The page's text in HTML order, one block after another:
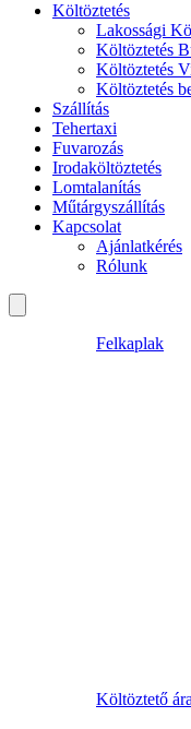
Költöztetés
Lakossági
Költöztetés
Költöztetés
Költöztetés
Szállítás
Tehertaxi
Fuvarozás
Irodaköltöztetés
Lomtalanítás
Műtárgyszállítás
Kapcsolat
Ajánlatkérés
Rólunk
Felkaplak
Költöztető